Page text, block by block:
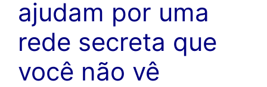
ajudam por uma
rede secreta que
você não vê